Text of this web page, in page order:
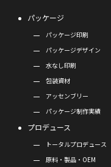
パッケージ
パッケージ印刷
パッケージデザイン
水なし印刷
包装資材
アッセンブリー
パッケージ制作実績
プロデュース
トータルプロデュース
原料・製品・OEM